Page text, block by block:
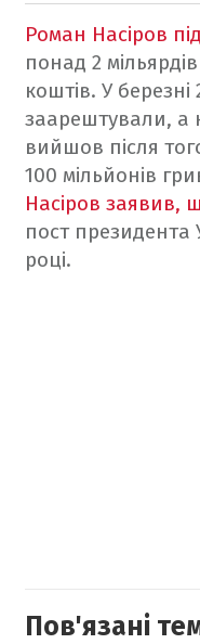
Роман Насіров
понад 2
коштів. У березні
заарештували, а
вийшов після
100 мільйонів
Насіров заявив,
пост президента
році.
Пов'язані